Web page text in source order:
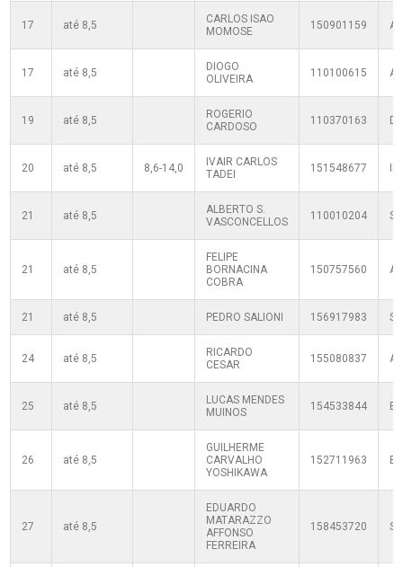
17 até 8,5
CARLOS ISAO
MOMOSE
150901159
17 até 8,5
DIOGO
OLIVEIRA
110100615
19 até 8,5
ROGERIO
CARDOSO
110370163
20 até 8,5 8,6-14,0
IVAIR CARLOS
TADEI
151548677
21 até 8,5
ALBERTO S.
VASCONCELLOS
110010204
21 até 8,5
FELIPE
BORNACINA
COBRA
150757560
21 até 8,5 PEDRO SALIONI 156917983
24 até 8,5
RICARDO
CESAR
155080837
25 até 8,5
LUCAS MENDES
MUINOS
154533844
26 até 8,5
GUILHERME
CARVALHO
YOSHIKAWA
152711963
27 até 8,5
EDUARDO
MATARAZZO
AFFONSO
FERREIRA
158453720